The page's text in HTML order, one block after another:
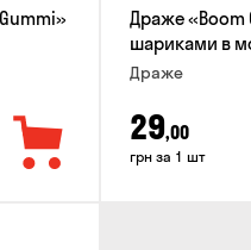
Драже
шариками в
30г
Драже
29,00
грн за 1 шт